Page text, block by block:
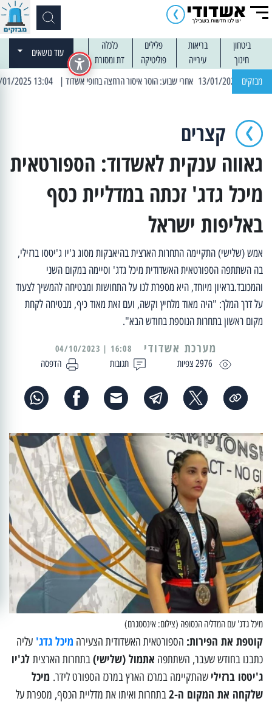
ביטחון בריאות פלילים
כלכלה
חינוך
עירייה פוליטיקה דת ומסורת
עוד נושאים
מבזקים | 13:04 14/01/2025 עובדים בלילות: עבודות קרצוף וריבוד אספלט
קצרים
גאווה ענקית לאשדוד: הספורטאית
מיכל גדג' זכתה במדליית כסף
באליפות ישראל
אמש (שלישי) התקיימה התחרות הארצית בהיאבקות מסוג ג'יו ג'יטסו ברזילי,
בה השתתפה הספורטאית האשדודית מיכל גדג' וסיימה במקום השני
והמכובד.בראיון מיוחד, היא מספרת לנו על התחושות ומבטיחה להמשיך לצעוד
על דרך המלך: "היה מאוד מלחיץ וקשה, ועם זאת מאוד כיף, מבטיחה לקחת
מקום ראשון בתחרות הנוספת בחודש הבא".
2976 צפיות תגובות הדפסה
מערכת אשדודי 16:08 | 04/10/2023
מיכל גדג' עם המדליה הכסופה (צילום: אינסטגרם)
קוטפת את הפירות: הספורטאית האשדודית הצעירה מיכל גדג' עליה
כתבנו בחודש שעבר, השתתפה אתמול (שלישי)בתחרות הארצית לג'יו
ג'יטסו ברזילי שהתקיימה במרכז הארץ במרכז הספורט לידר. מיכל
שלקחה את המקום ה-2 בתחרות ואיתו את מדליית הכסף, מספרת על